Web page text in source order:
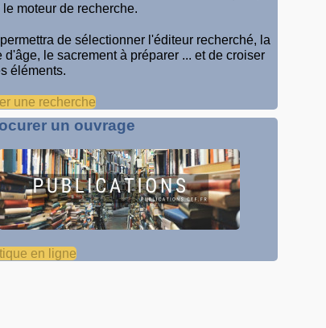
moteur de recherche.
permettra de sélectionner l'éditeur recherché, la
d'âge, le sacrement à préparer ... et de croiser
éléments.
une recherche
un ouvrage
en ligne